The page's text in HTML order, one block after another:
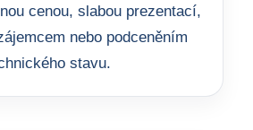
cenou, slabou prezentací,
nebo podceněním
stavu.